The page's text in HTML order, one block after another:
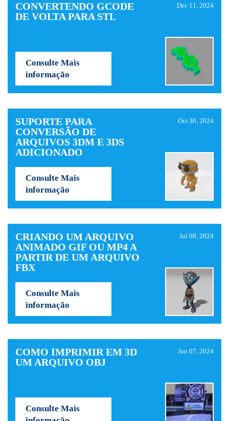
CONVERTENDO GCODE
DE VOLTA PARA STL
Dec 11, 2024
Consulte Mais
informação
SUPORTE PARA
CONVERSÃO DE
ARQUIVOS 3DM E 3DS
ADICIONADO
Oct 30, 2024
Consulte Mais
informação
CRIANDO UM ARQUIVO
ANIMADO GIF OU MP4 A
PARTIR DE UM ARQUIVO
FBX
Jul 08, 2024
Consulte Mais
informação
COMO IMPRIMIR EM 3D
UM ARQUIVO OBJ
Jun 07, 2024
Consulte Mais